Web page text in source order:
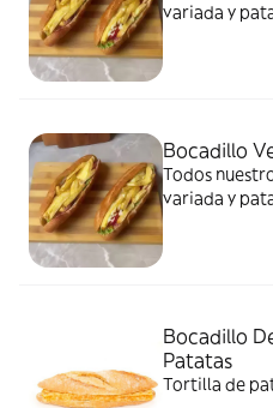
variada y
Bocadillo
Todos
variada y
Bocadillo
Patatas
Tortilla de